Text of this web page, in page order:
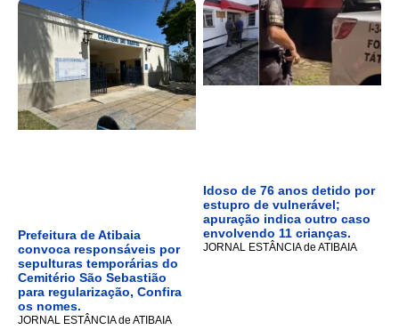
Prefeitura de Atibaia
convoca responsáveis por
sepulturas temporárias do
Cemitério São Sebastião
para regularização, Confira
os nomes.
JORNAL ESTÂNCIA de ATIBAIA
Idoso de 76 anos detido por
estupro de vulnerável;
apuração indica outro caso
envolvendo 11 crianças.
JORNAL ESTÂNCIA de ATIBAIA